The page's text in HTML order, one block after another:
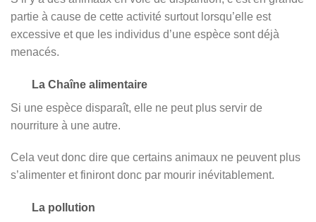
partie à cause de cette activité surtout lorsqu’elle est
excessive et que les individus d’une espèce sont déjà
menacés.
La Chaîne alimentaire
Si une espèce disparaît, elle ne peut plus servir de
nourriture à une autre.
Cela veut donc dire que certains animaux ne peuvent plus
s’alimenter et finiront donc par mourir inévitablement.
La pollution